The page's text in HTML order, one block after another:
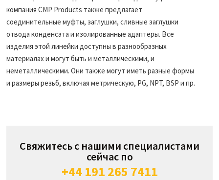
компания CMP Products также предлагает
соединительные муфты, заглушки, сливные заглушки
отвода конденсата и изолированные адаптеры. Все
изделия этой линейки доступны в разнообразных
материалах и могут быть и металлическими, и
неметаллическими. Они также могут иметь разные формы
и размеры резьб, включая метрическую, PG, NPT, BSP и пр.
Свяжитесь с нашими специалистами
сейчас по
+44 191 265 7411